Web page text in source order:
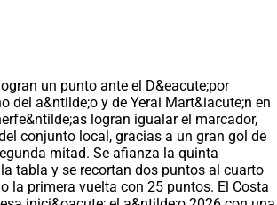
un punto ante el D&eacute;por
del a&ntilde;o y de Yerai Mart&iacute;n en
logran igualar el marcador,
conjunto local, gracias a un gran gol de
mitad. Se afianza la quinta
tabla y se recortan dos puntos al cuarto
la primera vuelta con 25 puntos. El Costa